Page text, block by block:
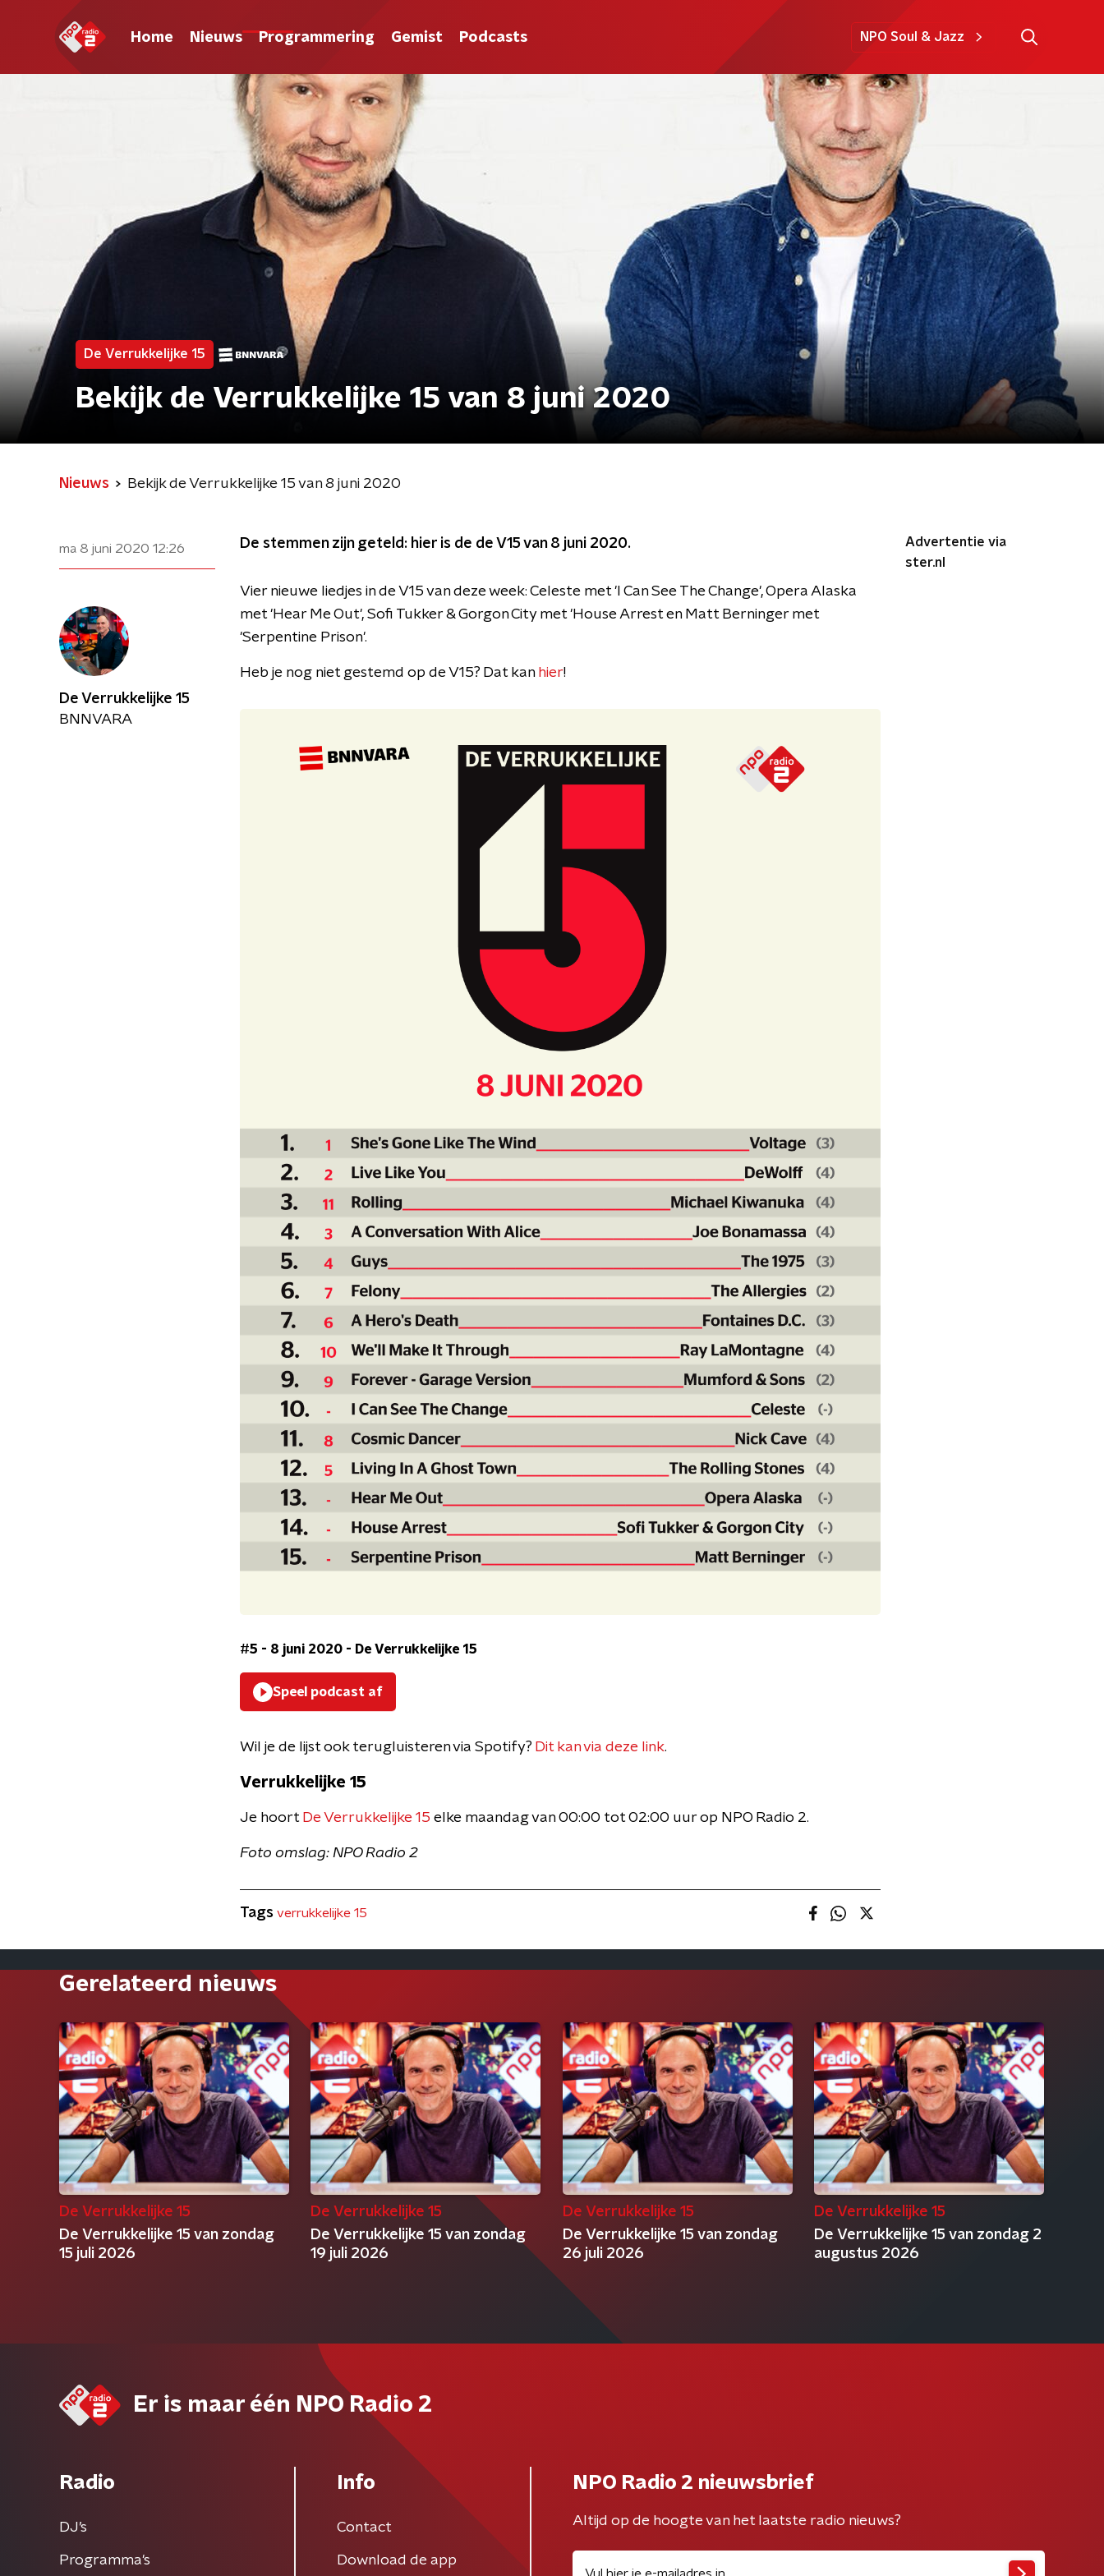
Home Nieuws Programmering Gemist Podcasts NPO Soul & Jazz
De Verrukkelijke 15
Bekijk de Verrukkelijke 15 van 8 juni 2020
Nieuws Bekijk de Verrukkelijke 15 van 8 juni 2020
ma 8 juni 2020 12:26 De stemmen zijn geteld: hier is de de V15 van 8 juni 2020.
Vier nieuwe liedjes in de V15 van deze week: Celeste met 'I Can See The Change', Opera Alaska
met 'Hear Me Out', Sofi Tukker & Gorgon City met 'House Arrest en Matt Berninger met
'Serpentine Prison'.
Heb je nog niet gestemd op de V15? Dat kan hier!
#5 - 8 juni 2020 - De Verrukkelijke 15
Speel podcast af
Wil je de lijst ook terugluisteren via Spotify? Dit kan via deze link.
Verrukkelijke 15
Je hoort De Verrukkelijke 15 elke maandag van 00:00 tot 02:00 uur op NPO Radio 2.
Foto omslag: NPO Radio 2
Advertentie via
ster.nl
De Verrukkelijke 15
BNNVARA
Tags verrukkelijke 15
Gerelateerd nieuws
De Verrukkelijke 15
De Verrukkelijke 15 van zondag
15 juli 2026
De Verrukkelijke 15
De Verrukkelijke 15 van zondag
19 juli 2026
De Verrukkelijke 15
De Verrukkelijke 15 van zondag
26 juli 2026
De Verrukkelijke 15
De Verrukkelijke 15 van zondag 2
augustus 2026
Er is maar één NPO Radio 2
Radio
DJ’s
Programma's
Info
Contact
Download de app
NPO Radio 2 nieuwsbrief
Altijd op de hoogte van het laatste radio nieuws?